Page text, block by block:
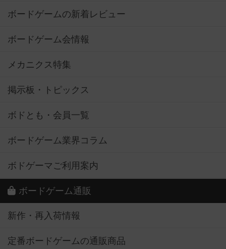
ボードゲームの新着レビュー
ボードゲーム会情報
メカニクス特集
掲示板・トピックス
ボドとも・会員一覧
ボードゲーム業界コラム
ボドゲーマご利用案内
ボードゲーム通販
新作・再入荷情報
定番ボードゲームの通販商品